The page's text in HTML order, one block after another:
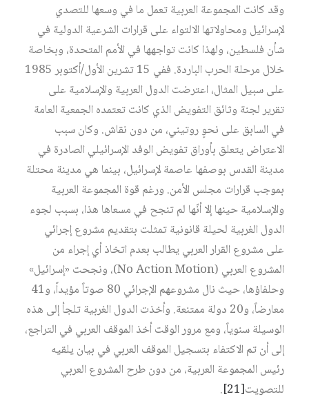
وقد كانت المجموعة العربية تعمل ما في وسعها للتصدي
لإسرائيل ومحاولاتها الالتواء على قرارات الشرعية الدولية في
شأن فلسطين، ولهذا كانت تواجهها في الأمم المتحدة، وبخاصة
خلال مرحلة الحرب الباردة. ففي 15 تشرين الأول/أكتوبر 1985
على سبيل المثال، اعترضت الدول العربية والإسلامية على
تقرير لجنة وثائق التفويض الذي كانت تعتمده الجمعية العامة
في السابق على نحوٍ روتيني، من دون نقاش. وكان سبب
الاعتراض يتعلق بأوراق تفويض الوفد الإسرائيلي الصادرة في
مدينة القدس بوصفها عاصمة لإسرائيل، بينما هي مدينة محتلة
بموجب قرارات مجلس الأمن. ورغم قوة المجموعة العربية
والإسلامية حينها إلا أنّها لم تنجح في مسعاها هذا، بسبب لجوء
الدول الغربية لحيلة قانونية تمثلت بتقديم مشروع إجرائي
على مشروع القرار العربي يطالب بعدم اتخاذ أي إجراء من
المشروع العربي (No Action Motion)، ونجحت «إسرائيل»
وحلفاؤها، حيث نال مشروعهم الإجرائي 80 صوتاً مؤيداً، و41
معارضاً، و20 دولة ممتنعة. وأخذت الدول الغربية تلجأ إلى هذه
الوسيلة سنوياً، ومع مرور الوقت أخذ الموقف العربي في التراجع،
إلى أن تم الاكتفاء بتسجيل الموقف العربي في بيان يلقيه
رئيس المجموعة العربية، من دون طرح المشروع العربي
للتصويت[21]
.